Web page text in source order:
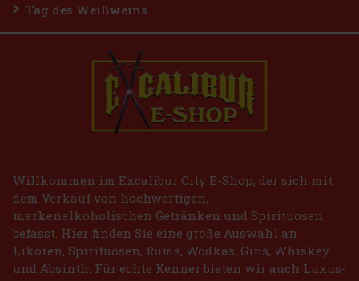
Tag des Weißweins
Willkommen im Excalibur City E-Shop, der sich mit
dem Verkauf von hochwertigen,
markenalkoholischen Getränken und Spirituosen
befasst. Hier finden Sie eine große Auswahl an
Likören, Spirituosen, Rums, Wodkas, Gins, Whiskey
und Absinth. Für echte Kenner bieten wir auch Luxus-